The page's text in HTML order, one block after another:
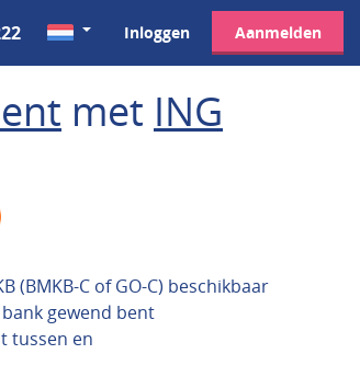
Inloggen Aanmelden
met ING
(BMKB-C of GO-C) beschikbaar
gewend bent
tussen en